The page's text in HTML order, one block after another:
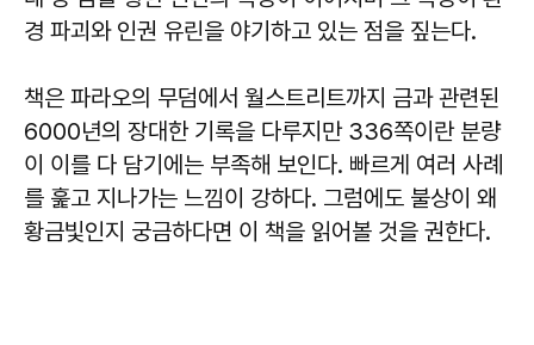
경 파괴와 인권 유린을 야기하고 있는 점을 짚는다.
책은 파라오의 무덤에서 월스트리트까지 금과 관련된
6000년의 장대한 기록을 다루지만 336쪽이란 분량
이 이를 다 담기에는 부족해 보인다. 빠르게 여러 사례
를 훑고 지나가는 느낌이 강하다. 그럼에도 불상이 왜
황금빛인지 궁금하다면 이 책을 읽어볼 것을 권한다.